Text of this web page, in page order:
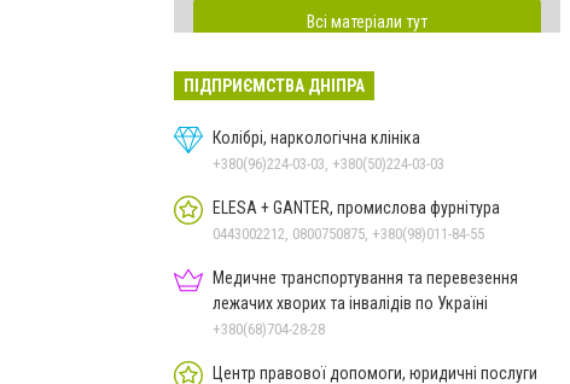
Всі матеріали тут
ПІДПРИЄМСТВА ДНІПРА
Колібрі, наркологічна клініка
+380(96)224-03-03, +380(50)224-03-03
ELESA + GANTER, промислова фурнітура
0443002212, 0800750875, +380(98)011-84-55
Медичне транспортування та перевезення
лежачих хворих та інвалідів по Україні
+380(68)704-28-28
Центр правової допомоги, юридичні послуги